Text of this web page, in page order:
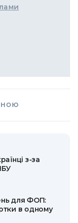
з-за
для ФОП:
в одному